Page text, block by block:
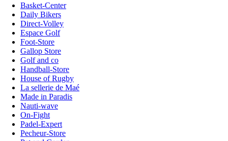
Basket-Center
Daily Bikers
Direct-Volley
Espace Golf
Foot-Store
Gallop Store
Golf and co
Handball-Store
House of Rugby
La sellerie de Maé
Made in Paradis
Nauti-wave
On-Fight
Padel-Expert
Pecheur-Store